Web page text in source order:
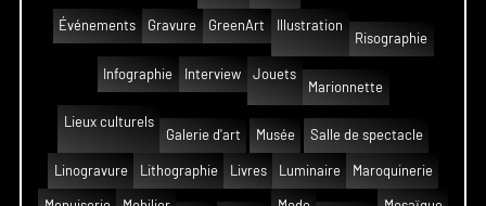
Événements Gravure GreenArt
Illustration
Risographie
Infographie Interview
Jouets
Marionnette
Lieux culturels
Galerie d'art
Musée Salle de spectacle
Linogravure Lithographie Livres Luminaire Maroquinerie